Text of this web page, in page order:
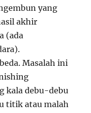
yang
akhir
(ada
Masalah ini
kala debu-debu
titik atau malah